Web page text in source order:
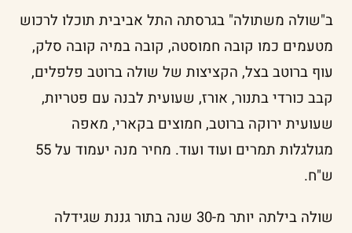
ב"שולה משתולה" בגרסתה התל אביבית תוכלו לרכוש
מטעמים כמו קובה חמוסטה, קובה במיה קובה סלק,
עוף ברוטב בצל, הקציצות של שולה ברוטב פלפלים,
קבב כורדי בתנור, אורז, שעועית לבנה עם פטריות,
שעועית ירוקה ברוטב, חמוצים בקארי, מאפה
מגולגלות תמרים ועוד ועוד. מחיר מנה יעמוד על 55
ש"ח.
שולה בילתה יותר מ-30 שנה בתור גננת שגידלה